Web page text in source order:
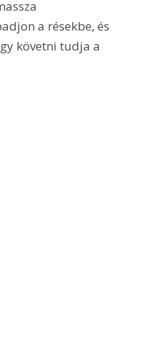
a résekbe, és
követni tudja a